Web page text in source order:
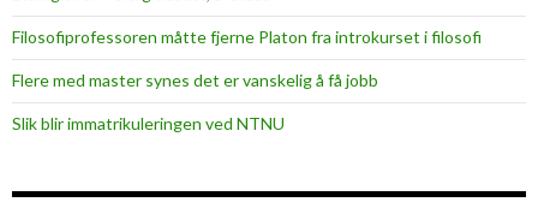
Filosofiprofessoren måtte fjerne Platon fra introkurset i filosofi
Flere med master synes det er vanskelig å få jobb
Slik blir immatrikuleringen ved NTNU